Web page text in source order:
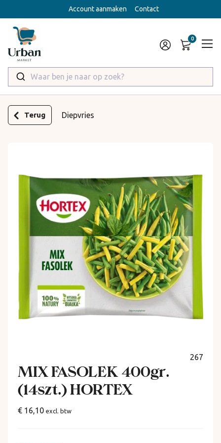
Account aanmaken Contact
Waar ben je naar op zoek?
Terug Diepvries
267
MIX FASOLEK 400gr.
(14szt.) HORTEX
€ 16,10 excl. btw